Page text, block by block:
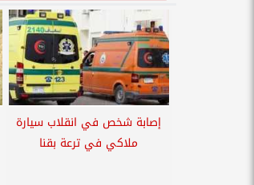
إصابة شخص في انقلاب سيارة
ملاكي في ترعة بقنا